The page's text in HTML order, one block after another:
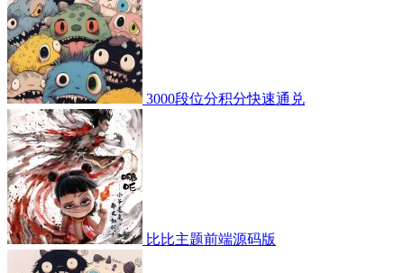
3000段位分积分快速通兑
比比主题前端源码版